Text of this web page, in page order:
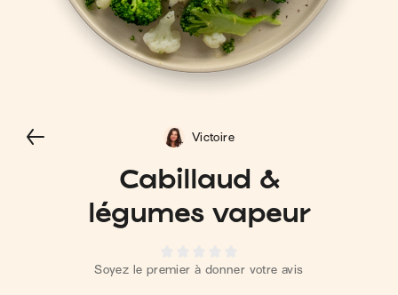
Cabillaud &
légumes vapeur
Soyez le premier à donner votre avis
Victoire